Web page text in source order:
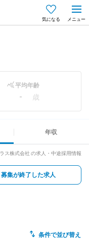
気になる
をご利用される方へ
平均年齢
- 歳
年収
ス株式会社 の求人・中途採用情報
募集が終了した求人
条件で並び替え